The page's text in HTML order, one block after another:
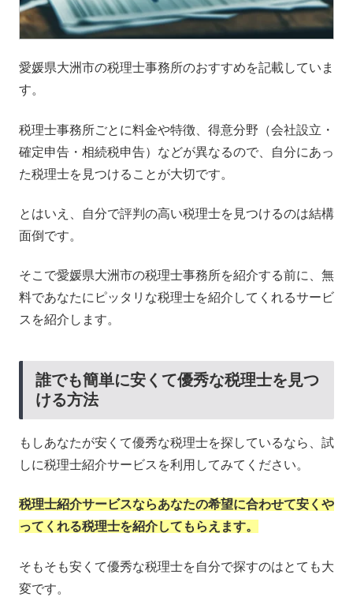
愛媛県大洲市の税理士事務所のおすすめを記載していま
す。
税理士事務所ごとに料金や特徴、得意分野（会社設立・
確定申告・相続税申告）などが異なるので、自分にあっ
た税理士を見つけることが大切です。
とはいえ、自分で評判の高い税理士を見つけるのは結構
面倒です。
そこで愛媛県大洲市の税理士事務所を紹介する前に、無
料であなたにピッタリな税理士を紹介してくれるサービ
スを紹介します。
誰でも簡単に安くて優秀な税理士を見つ
ける方法
もしあなたが安くて優秀な税理士を探しているなら、試
しに税理士紹介サービスを利用してみてください。
税理士紹介サービスならあなたの希望に合わせて安くや
ってくれる税理士を紹介してもらえます。
そもそも安くて優秀な税理士を自分で探すのはとても大
変です。